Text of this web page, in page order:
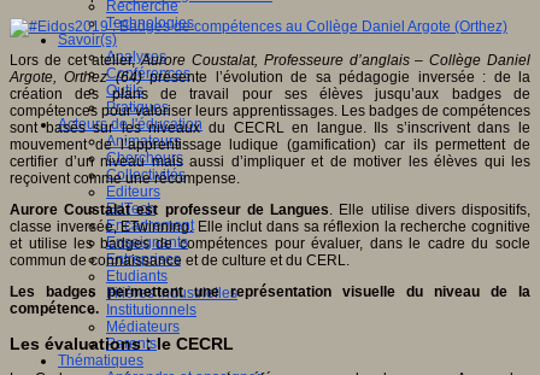
Recherche
Technologies
Savoir(s)
Analyses
Conférences
Outils
Pratiques
Acteurs de l'éducation
Animateurs
Chercheurs
Collectivités
Editeurs
EdTech
Encadrement
Enseignants
Entreprises
Etudiants
Filières industrielles
Institutionnels
Médiateurs
Parents
Thématiques
Lors de cet atelier,Aurore Coustalat, Professeure d’anglais – Collège Daniel
Argote, Orthez (64)présente l’évolution de sa pédagogie inversée : de la
création des plans de travail pour ses élèves jusqu’aux badges de
compétences pour valoriser leurs apprentissages. Les badges de compétences
sont basés sur les niveaux du CECRL en langue. Ils s’inscrivent dans le
mouvement de l’apprentissage ludique (gamification) car ils permettent de
certifier d’un niveau mais aussi d’impliquer et de motiver les élèves qui les
reçoivent comme une récompense.
Aurore Coustalat est professeur de Langues. Elle utilise divers dispositifs,
classe inversée, ETwinning. Elle inclut dans sa réflexion la recherche cognitive
et utilise les badges de compétences pour évaluer, dans le cadre du socle
commun de connaissance et de culture et du CERL.
Les badges permettent une représentation visuelle du niveau de la
compétence.
Les évaluations : le CECRL